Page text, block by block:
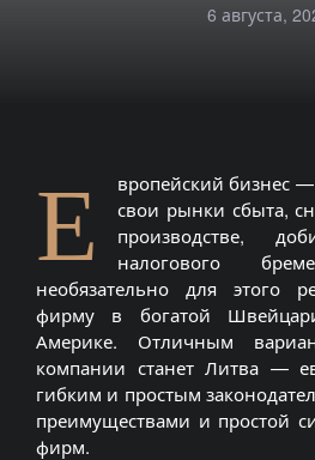
6 августа,
Е
вропейский бизнес
свои рынки сбыта,
производстве,
налогового
необязательно для этого
фирму в богатой
Америке. Отличным
компании станет Литва —
гибким и простым
преимуществами и простой
фирм.